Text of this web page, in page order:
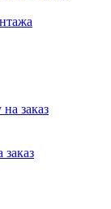
заказ